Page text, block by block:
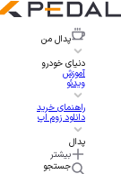
پدال من
دنیای خودرو
آموزش
ویدئو
راهنمای خرید
دانلود زوم اپ
پدال
بیشتر
جستجو